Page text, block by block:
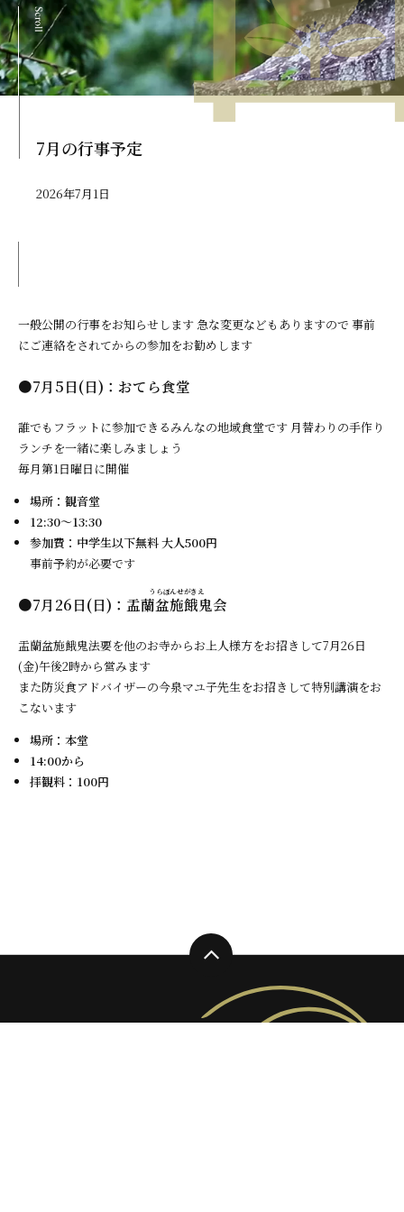
7月の行事予定
2026年7月1日
一般公開の行事をお知らせします 急な変更などもありますので 事前
にご連絡をされてからの参加をお勧めします
●7月5日(日)：おてら食堂
誰でもフラットに参加できるみんなの地域食堂です 月替わりの手作り
ランチを一緒に楽しみましょう
毎月第1日曜日に開催
場所：観音堂
12:30～13:30
参加費：中学生以下無料 大人500円
事前予約が必要です
●7月26日(日)： 盂蘭盆施餓鬼会
盂蘭盆施餓鬼法要を他のお寺からお上人様方をお招きして7月26日
(金)午後2時から営みます
また防災食アドバイザーの今泉マユ子先生をお招きして特別講演をお
こないます
場所：本堂
14:00から
拝観料：100円